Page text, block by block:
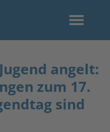
angelt:
zum 17.
sind